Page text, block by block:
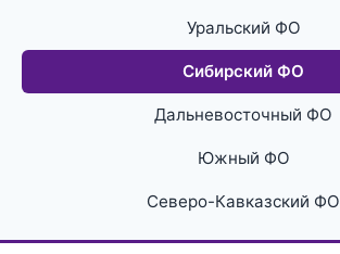
Уральский ФО
Сибирский ФО
Дальневосточный ФО
Южный ФО
Северо-Кавказский ФО